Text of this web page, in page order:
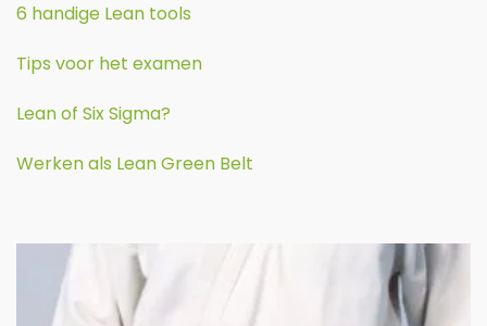
6 handige Lean tools
Tips voor het examen
Lean of Six Sigma?
Werken als Lean Green Belt